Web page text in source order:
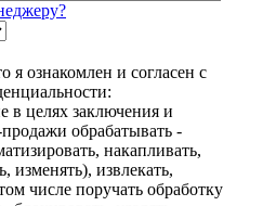
ознакомлен и согласен с
в целях заключения и
обрабатывать -
накапливать,
изменять), извлекать,
числе поручать обработку